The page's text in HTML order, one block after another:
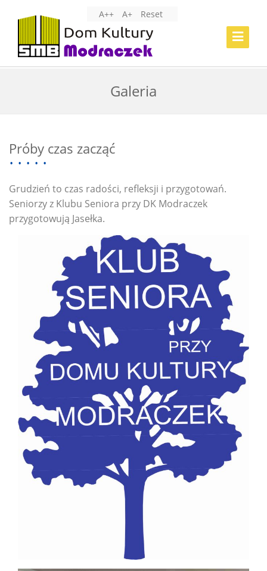
A++ A+ Reset
Toggle
Galeria
Próby czas zacząć
Grudzień to czas radości, refleksji i przygotowań.
Seniorzy z Klubu Seniora przy DK Modraczek
przygotowują Jasełka.